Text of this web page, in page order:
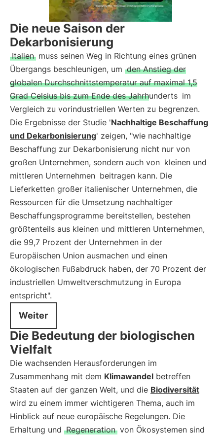
Die neue Saison der
Dekarbonisierung
Italien muss seinen Weg in Richtung eines grünen
Übergangs beschleunigen, um den Anstieg der
globalen Durchschnittstemperatur auf maximal 1,5
Grad Celsius bis zum Ende des Jahrhunderts im
Vergleich zu vorindustriellen Werten zu begrenzen.
Die Ergebnisse der Studie 'Nachhaltige Beschaffung
und Dekarbonisierung' zeigen, "wie nachhaltige
Beschaffung zur Dekarbonisierung nicht nur von
großen Unternehmen, sondern auch von kleinen und
mittleren Unternehmen beitragen kann. Die
Lieferketten großer italienischer Unternehmen, die
Ressourcen für die Umsetzung nachhaltiger
Beschaffungsprogramme bereitstellen, bestehen
größtenteils aus kleinen und mittleren Unternehmen,
die 99,7 Prozent der Unternehmen in der
Europäischen Union ausmachen und einen
ökologischen Fußabdruck haben, der 70 Prozent der
industriellen Umweltverschmutzung in Europa
entspricht".
Weiter
Die Bedeutung der biologischen
Vielfalt
Die wachsenden Herausforderungen im
Zusammenhang mit dem Klimawandel betreffen
Staaten auf der ganzen Welt, und die Biodiversität
wird zu einem immer wichtigeren Thema, auch im
Hinblick auf neue europäische Regelungen. Die
Erhaltung und Regeneration von Ökosystemen sind